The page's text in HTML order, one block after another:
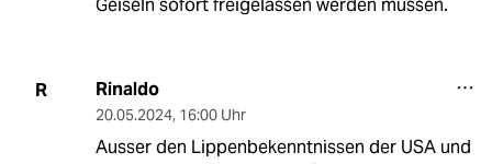
Geiseln sofort freigelassen werden müssen.
R Rinaldo
20.05.2024, 16:00 Uhr
Ausser den Lippenbekenntnissen der USA und